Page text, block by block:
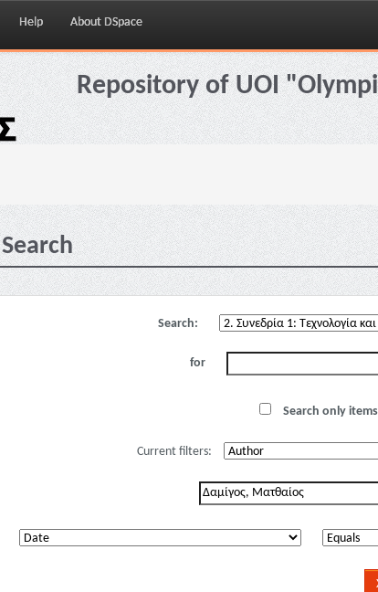
Help About DSpace
Repository of UOI
Search
Search:
for
Search only
Current filters: